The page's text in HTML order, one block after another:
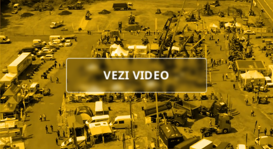
VEZI VIDEO